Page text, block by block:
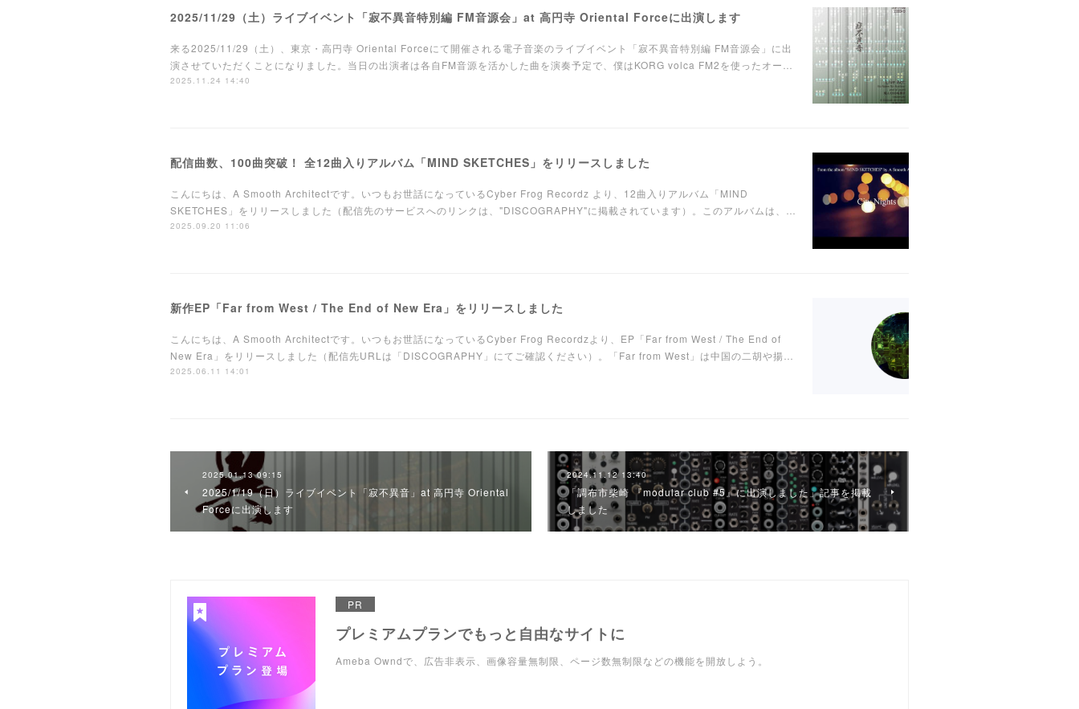
2025/11/29（土）ライブイベント「寂不異音特別編 FM音源会」at 高円寺 Oriental Forceに出演します
来る2025/11/29（土）、東京・高円寺 Oriental Forceにて開催される電子音楽のライブイベント「寂不異音特別編 FM音源会」に出
演させていただくことになりました。当日の出演者は各自FM音源を活かした曲を演奏予定で、僕はKORG volca FM2を使ったオー…
2025.11.24 14:40
配信曲数、100曲突破！ 全12曲入りアルバム「MIND SKETCHES」をリリースしました
こんにちは、A Smooth Architectです。いつもお世話になっているCyber Frog Recordz より、12曲入りアルバム「MIND
SKETCHES」をリリースしました（配信先のサービスへのリンクは、"DISCOGRAPHY"に掲載されています）。このアルバムは、…
2025.09.20 11:06
新作EP「Far from West / The End of New Era」をリリースしました
こんにちは、A Smooth Architectです。いつもお世話になっているCyber Frog Recordzより、EP「Far from West / The End of
New Era」をリリースしました（配信先URLは「DISCOGRAPHY」にてご確認ください）。「Far from West」は中国の二胡や揚…
2025.06.11 14:01
2025.01.13 09:15
2025/1/19（日）ライブイベント「寂不異音」at 高円寺 Oriental
Forceに出演します
2024.11.12 13:40
「調布市柴崎 『modular club #5』に出演しました」記事を掲載
しました
PR
プレミアムプランでもっと自由なサイトに
Ameba Owndで、広告非表示、画像容量無制限、ページ数無制限などの機能を開放しよう。